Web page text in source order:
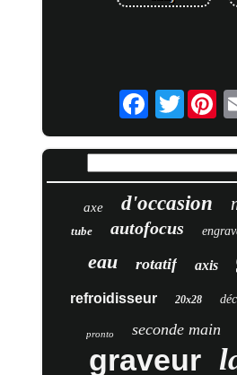
Twitter
axe d'occasion
tube autofocus
eau rotatif axis
refroidisseur 20x28
pronto seconde main
graveur